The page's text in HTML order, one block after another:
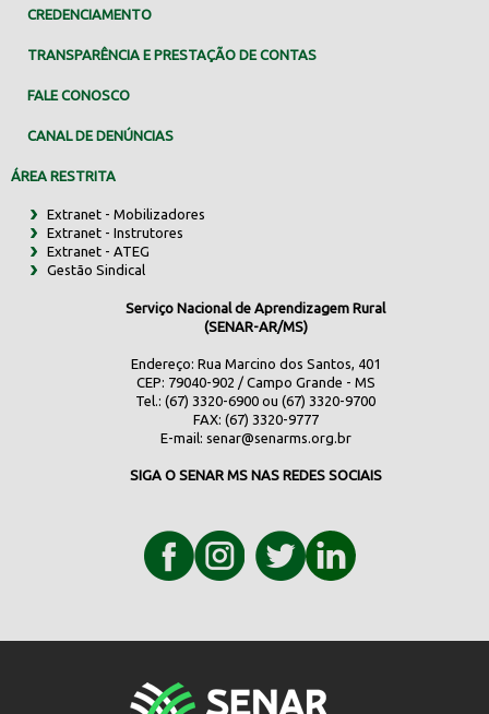
CREDENCIAMENTO
TRANSPARÊNCIA E PRESTAÇÃO DE CONTAS
FALE CONOSCO
CANAL DE DENÚNCIAS
ÁREA RESTRITA
Extranet - Mobilizadores
Extranet - Instrutores
Extranet - ATEG
Gestão Sindical
Serviço Nacional de Aprendizagem Rural
(SENAR-AR/MS)
Endereço: Rua Marcino dos Santos, 401
CEP: 79040-902 / Campo Grande - MS
Tel.: (67) 3320-6900 ou (67) 3320-9700
FAX: (67) 3320-9777
E-mail: senar@senarms.org.br
SIGA O SENAR MS NAS REDES SOCIAIS